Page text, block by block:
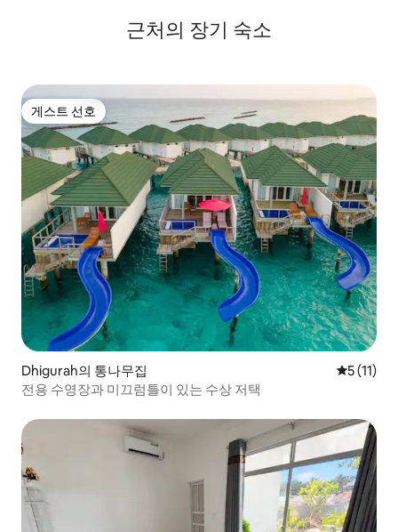
근처의 장기 숙소
게스트 선호
게스트 선호
Dhigurah의 통나무집 평점 5점
5 (11)
전용 수영장과 미끄럼틀이 있는 수상 저택